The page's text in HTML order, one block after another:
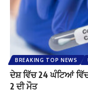
BREAKING TOP NEWS
ਦੇਸ਼ ਵਿੱਚ 24 ਘੰਟਿਆਂ
2 ਦੀ ਮੌਤ